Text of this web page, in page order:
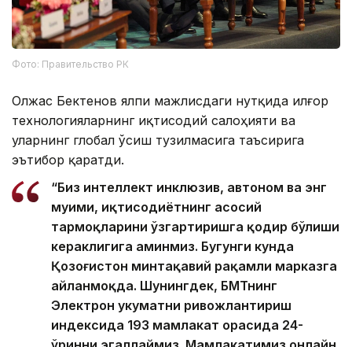
Фото: Правительство РК
Олжас Бектенов ялпи мажлисдаги нутқида илғор
технологияларнинг иқтисодий салоҳияти ва
уларнинг глобал ўсиш тузилмасига таъсирига
эътибор қаратди.
“Биз интеллект инклюзив, автоном ва энг
муҳими, иқтисодиётнинг асосий
тармоқларини ўзгартиришга қодир бўлиши
кераклигига аминмиз. Бугунги кунда
Қозоғистон минтақавий рақамли марказга
айланмоқда. Шунингдек, БМТнинг
Электрон ҳукуматни ривожлантириш
индексида 193 мамлакат орасида 24-